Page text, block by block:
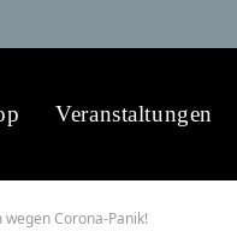
Veranstaltungen
Corona-Panik!